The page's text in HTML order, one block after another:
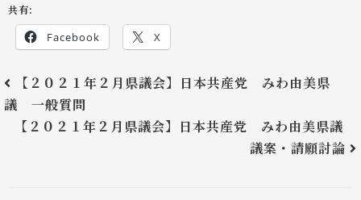
共有:
Facebook X
【２０２１年２月県議会】日本共産党 みわ由美県
議 一般質問
【２０２１年２月県議会】日本共産党 みわ由美県議
議案・請願討論